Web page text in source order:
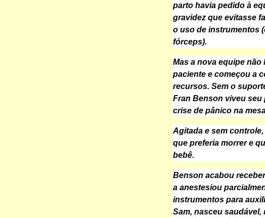
parto havia pedido à
gravidez que evitasse
o uso de instrumentos
fórceps).
Mas a nova equipe
paciente e começou a
recursos. Sem o
Fran Benson viveu seu
crise de pânico na
Agitada e sem
que preferia morrer e
bebê.
Benson acabou
a anestesiou
instrumentos para
Sam, nasceu saudável,